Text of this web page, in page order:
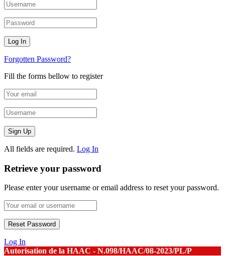
Forgotten Password?
Fill the forms bellow to register
All fields are required. Log In
Retrieve your password
Please enter your username or email address to reset your password.
Log In
Autorisation de la HAAC - N.098/HAAC/08-2023/PL/P